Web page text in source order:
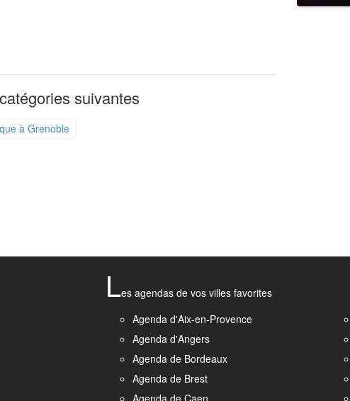
suivantes
à Grenoble
Les agendas de vos villes favorites
Agenda d'Aix-en-Provence
Agenda d'Angers
Agenda de Bordeaux
Agenda de Brest
Agenda de Caen